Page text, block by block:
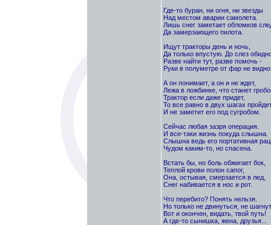
Где-то буран, ни огня, ни звезды
Над местом аварии самолета.
Лишь снег заметает обломков
Да замерзающего пилота.
Ищут тракторы день и ночь,
Да только впустую. До слез
Разве найти тут, разве помочь -
Руки в полуметре от фар не
А он понимает, а он и не ждет,
Лежа в ложбинке, что станет
Трактор если даже придет,
То все равно в двух шагах
И не заметит его под сугробом.
Сейчас любая зазря операция.
И все-таки жизнь покуда слышна.
Слышна ведь его портативная
Чудом каким-то, но спасена.
Встать бы, но боль обжигает бок,
Теплой крови полон сапог,
Она, остывая, смерзается в лед,
Снег набивается в нос и рот.
Что перебито? Понять нельзя.
Но только не двинуться, не
Вот и окончен, видать, твой путь!
А где-то сынишка, жена, друзья...